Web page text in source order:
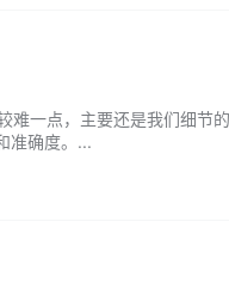
一点，主要还是我们细节
准确度。...